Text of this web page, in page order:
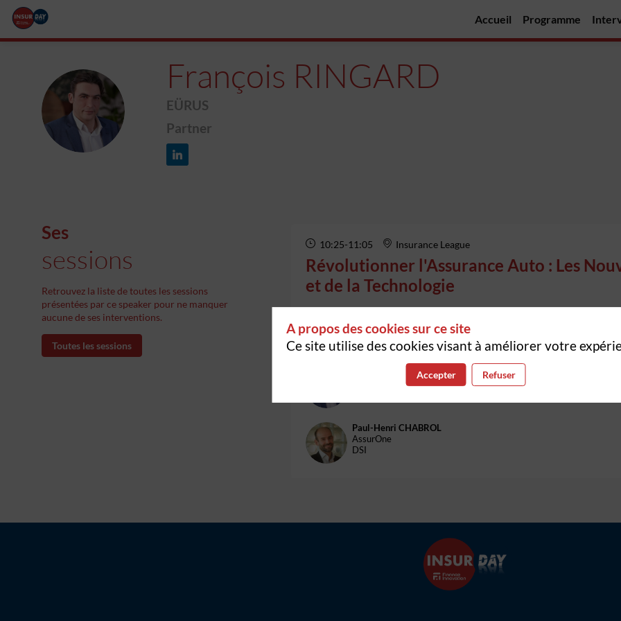
Accueil Programme
FR
François RINGARD
EÜRUS
Partner
Ses
sessions
Retrouvez la liste de toutes les sessions
présentées par ce speaker pour ne manquer
aucune de ses interventions.
Toutes les sessions
10:25-11:05 Insurance League
Révolutionner l'Assurance Auto : Les
et de la Technologie
DD
AssurOne
Président
RINGARD
PC
Paul-Henri CHABROL
AssurOne
DSI
A propos des cookies sur ce site
Ce site utilise des cookies visant à améliorer votre
Accepter Refuser